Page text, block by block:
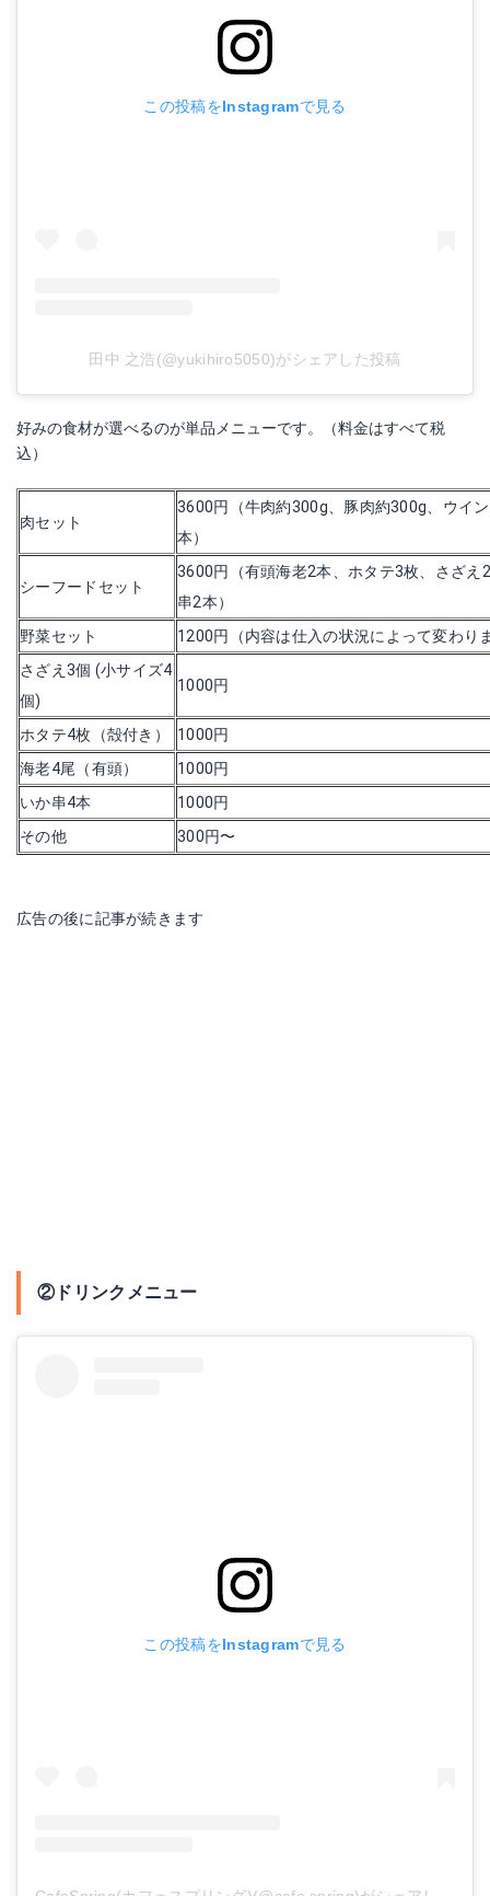
この投稿をInstagramで見る
田中 之浩(@yukihiro5050)がシェアした投稿
好みの食材が選べるのが単品メニューです。（料金はすべて税
込）
肉セット
3600円（牛肉約300g、豚肉約300g、ウイ
本）
シーフードセット
3600円（有頭海老2本、ホタテ3枚、さざえ
串2本）
野菜セット
1200円（内容は仕入の状況によって変わり
さざえ3個 (小サイズ4
個)
1000円
ホタテ4枚（殻付き）
1000円
海老4尾（有頭）
1000円
いか串4本
1000円
その他
300円〜
広告の後に記事が続きます
②ドリンクメニュー
この投稿をInstagramで見る